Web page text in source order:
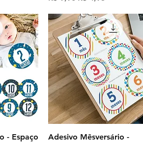
- Espaço
Visualização rápida
Adesivo Mêsversário -